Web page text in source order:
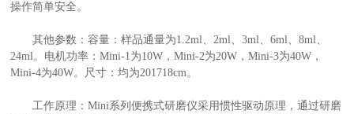
操作简单安全。
其他参数：容量：样品通量为1.2ml、2ml、3ml、6ml、8ml、
24ml。电机功率：Mini-1为10W，Mini-2为20W，Mini-3为40W，
Mini-4为40W。尺寸：均为201718cm。
工作原理：Mini系列便携式研磨仪采用惯性驱动原理，通过研磨